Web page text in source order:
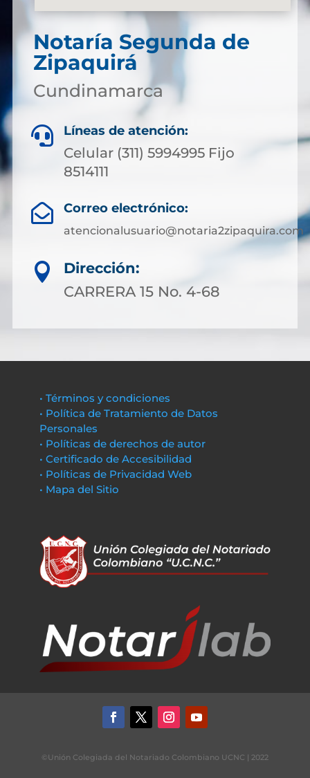
Notaría Segunda de
Zipaquirá
Cundinamarca
 Líneas de atención:
Celular (311) 5994995 Fijo
8514111
 Correo electrónico:
atencionalusuario@notaria2zipaquira.com

Dirección:
CARRERA 15 No. 4-68
• Términos y condiciones
• Política de Tratamiento de Datos
Personales
• Políticas de derechos de autor
• Certificado de Accesibilidad
• Políticas de Privacidad Web
• Mapa del Sitio
©Unión Colegiada del Notariado Colombiano UCNC | 2022